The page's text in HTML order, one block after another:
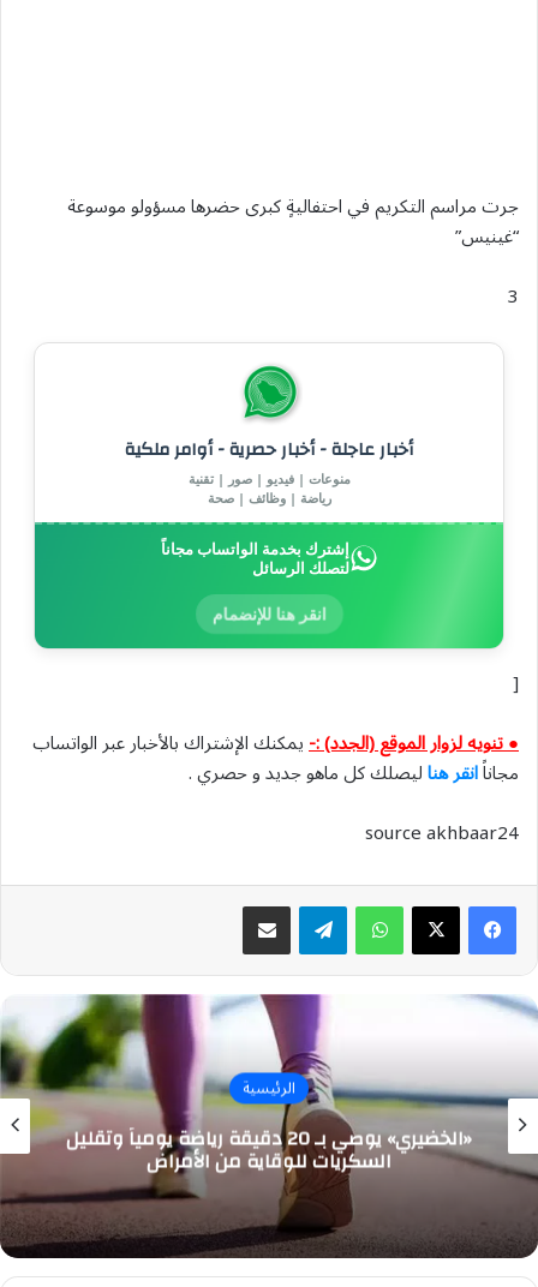
جرت مراسم التكريم في احتفاليةٍ كبرى حضرها مسؤولو موسوعة
“غينيس”
3
أخبار عاجلة - أخبار حصرية - أوامر ملكية
منوعات | فيديو | صور | تقنية
رياضة | وظائف | صحة
إشترك بخدمة الواتساب مجاناً
لتصلك الرسائل
انقر هنا للإنضمام
[
● تنويه لزوار الموقع (الجدد) :-يمكنك الإشتراك بالأخبار عبر الواتساب
مجاناًانقر هناليصلك كل ماهو جديد و حصري .
source akhbaar24
واتسابتيلقرام مشاركة عبر البريد
الرئيسية
«الخضيري» يوصي بـ 20 دقيقة رياضة يومياً وتقليل
السكريات للوقاية من الأمراض